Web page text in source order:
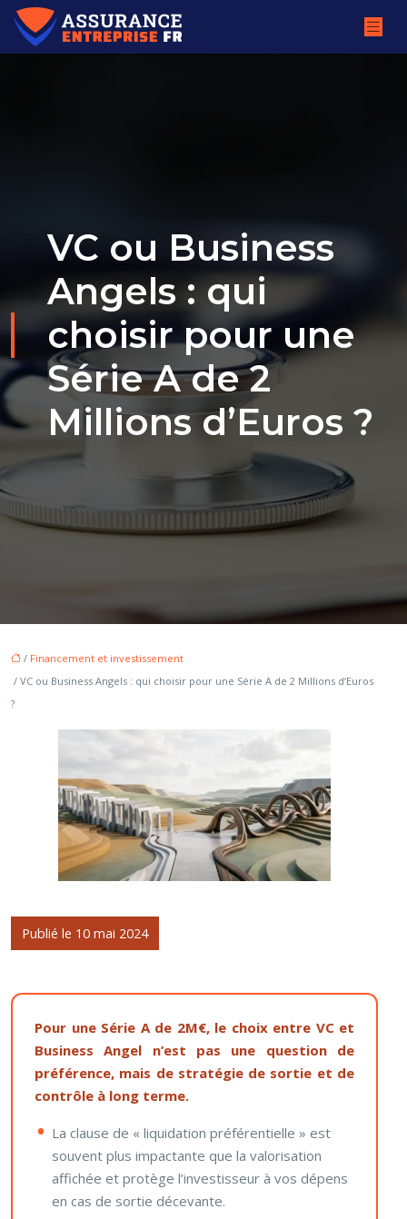
VC ou Business
Angels : qui
choisir pour une
Série A de 2
Millions d’Euros ?
/ Financement et investissement
/ VC ou Business Angels : qui choisir pour une Série A de 2 Millions d’Euros
?
Publié le 10 mai 2024
Pour une Série A de 2M€, le choix entre VC et
Business Angel n’est pas une question de
préférence, mais de stratégie de sortie et de
contrôle à long terme.
La clause de « liquidation préférentielle » est
souvent plus impactante que la valorisation
affichée et protège l’investisseur à vos dépens
en cas de sortie décevante.